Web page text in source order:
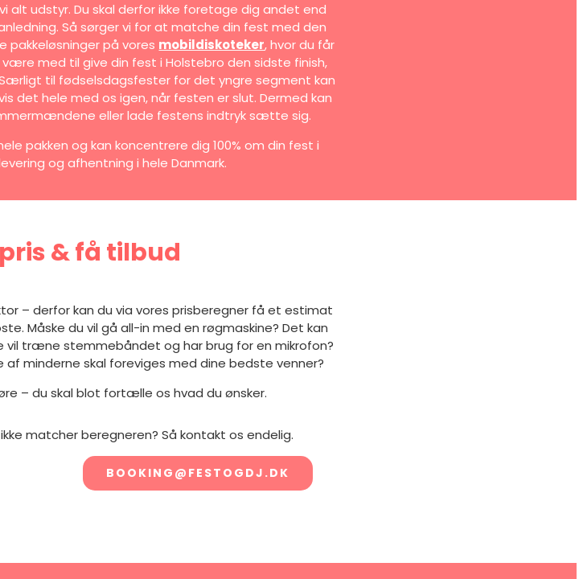
alt udstyr. Du skal derfor ikke foretage dig andet end
Så sørger vi for at matche din fest med den
pakkeløsninger på vores mobildiskoteker, hvor du får
med til give din fest i Holstebro den sidste finish,
til fødselsdagsfester for det yngre segment kan
det hele med os igen, når festen er slut. Dermed kan
eller lade festens indtryk sætte sig.
pakken og kan koncentrere dig 100% om din fest i
og afhentning i hele Danmark.
& få tilbud
– derfor kan du via vores prisberegner få et estimat
Måske du vil gå all-in med en røgmaskine? Det kan
vil træne stemmebåndet og har brug for en mikrofon?
minderne skal foreviges med dine bedste venner?
– du skal blot fortælle os hvad du ønsker.
matcher beregneren? Så kontakt os endelig.
BOOKING@FESTOGDJ.DK